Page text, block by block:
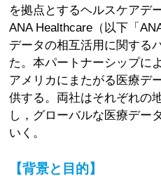
を拠点とするヘルスケアデ
ANA Healthcare（以下「
データの相互活用に関する
た。本パートナーシップに
アメリカにまたがる医療デ
供する。両社はそれぞれの
し，グローバルな医療デー
いく。
【背景と目的】